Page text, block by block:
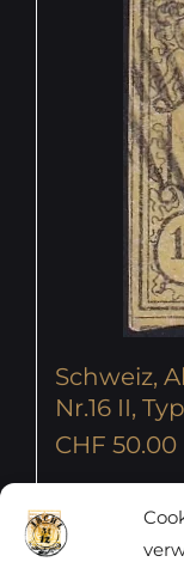
Schweiz,
Nr.16 II,
CHF 50.00
In den